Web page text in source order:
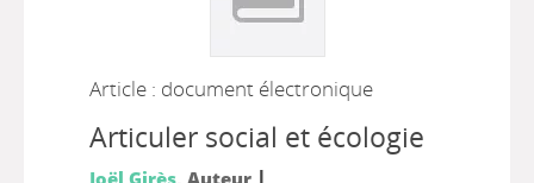
Article : document électronique
Articuler social et écologie
Joël Girès, Auteur